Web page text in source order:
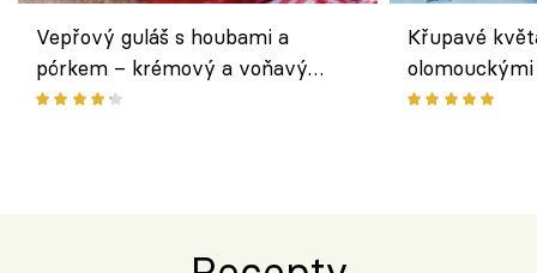
Vepřový guláš s houbami a
pórkem – krémový a voňavý
pokrm z jednoho hrnce
Křupavé
bezlepkový